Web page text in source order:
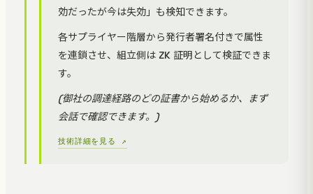
効だったが今は失効」も検知できます。
各サプライヤー階層から発行者署名付きで属性
を連鎖させ、組立側は ZK 証明として検証できま
す。
(御社の調達経路のどの証書から始めるか、まず
会話で確認できます。)
技術詳細を見る ↗